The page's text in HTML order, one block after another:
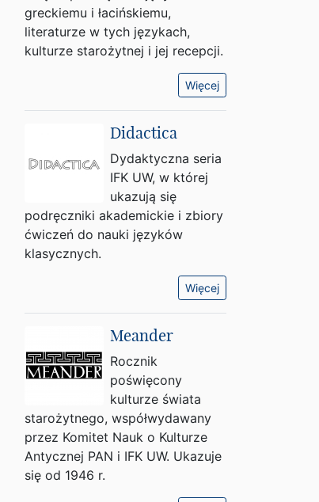
greckiemu i łacińskiemu,
literaturze w tych językach,
kulturze starożytnej i jej recepcji.
Więcej
Didactica
Dydaktyczna seria
IFK UW, w której
ukazują się
podręczniki akademickie i zbiory
ćwiczeń do nauki języków
klasycznych.
Więcej
Meander
Rocznik
poświęcony
kulturze świata
starożytnego, współwydawany
przez Komitet Nauk o Kulturze
Antycznej PAN i IFK UW. Ukazuje
się od 1946 r.